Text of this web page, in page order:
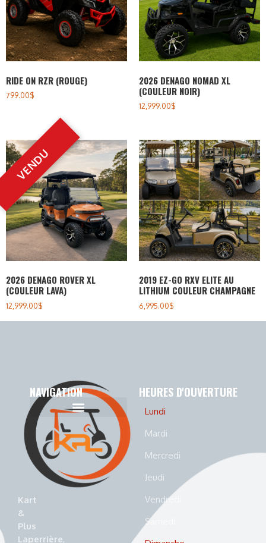
RIDE ON RZR (ROUGE)
799.00$
2026 DENAGO NOMAD XL
(COULEUR NOIR)
12,999.00$
2026 DENAGO ROVER XL
(COULEUR LAVA)
12,999.00$
2019 EZ-GO RXV ELITE AU
LITHIUM COULEUR CHAMPAGNE
6,995.00$
Kart
&
Plus
Laperrière,
NAVIGATION HEURES D'OUVERTURE
Lundi
Mardi
Mercredi
Jeudi
Vendredi
Samedi